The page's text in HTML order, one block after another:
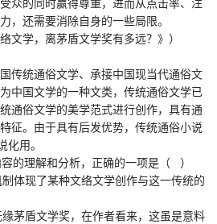
，还需要消除自身的一些局限。
学，离茅盾文学奖有多远？》）
统通俗文学、承接中国现当代通俗文
中国文学的一种文类，传统通俗文学已
通俗文学的美学范式进行创作，具有通
征。由于具有后发优势，传统通俗小说
用。
理解和分析，正确的一项是（ ）
现了某种文络文学创作与这一传统的
盾文学奖，在作者看来，这虽是意料